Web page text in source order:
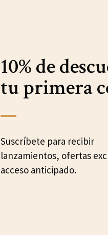
10% de
tu primera
Suscríbete para recibir
lanzamientos, ofertas
acceso anticipado.